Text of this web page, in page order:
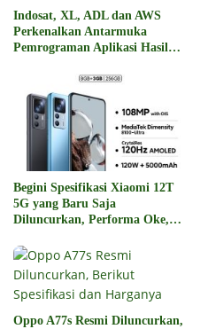
Indosat, XL, ADL dan AWS
Perkenalkan Antarmuka
Pemrograman Aplikasi Hasil
Begini Spesifikasi Xiaomi 12T
5G yang Baru Saja
Diluncurkan, Performa Oke,
Oppo A77s Resmi Diluncurkan,